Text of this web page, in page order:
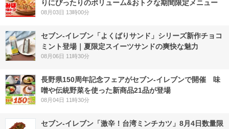
りにぴったりのボリューム&おトクな期間限定メニュー
08月03日 13時00分
セブン‐イレブン「よくばりサンド」シリーズ新作チョコ
ミント登場｜夏限定スイーツサンドの爽快な魅力
08月06日 11時30分
長野県150周年記念フェアがセブン-イレブンで開催 味
噌や伝統野菜を使った新商品21品が登場
08月04日 11時30分
セブン-イレブン「激辛！台湾ミンチカツ」8月4日数量限